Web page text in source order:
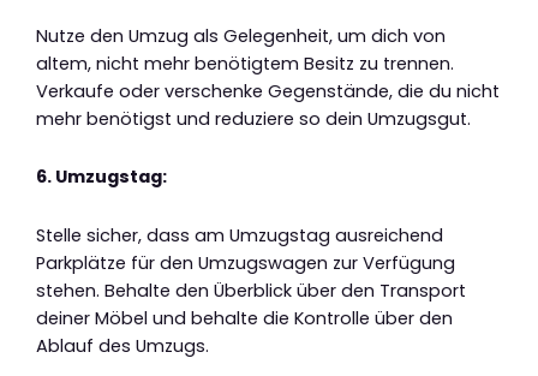
Nutze den Umzug als Gelegenheit, um dich von
altem, nicht mehr benötigtem Besitz zu trennen.
Verkaufe oder verschenke Gegenstände, die du nicht
mehr benötigst und reduziere so dein Umzugsgut.
6. Umzugstag:
Stelle sicher, dass am Umzugstag ausreichend
Parkplätze für den Umzugswagen zur Verfügung
stehen. Behalte den Überblick über den Transport
deiner Möbel und behalte die Kontrolle über den
Ablauf des Umzugs.